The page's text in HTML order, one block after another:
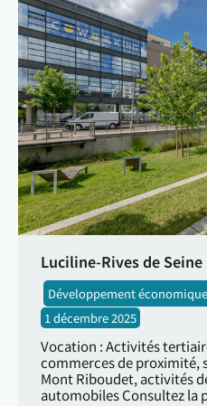
Luciline-Rives de Seine
Développement économique
1 décembre 2025
Vocation : Activités
commerces de proximité,
Mont Riboudet, activités
automobiles Consultez la